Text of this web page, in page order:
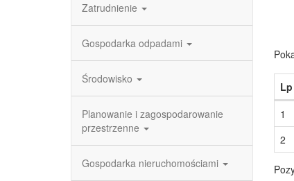
Zatrudnienie
Gospodarka odpadami
Środowisko
Planowanie i zagospodarowanie
przestrzenne
Gospodarka nieruchomościami
Lp
1
2